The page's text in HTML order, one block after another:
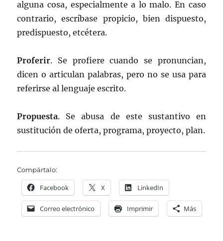
alguna cosa, especialmente a lo malo. En caso
contrario, escríbase propicio, bien dispuesto,
predispuesto, etcétera.
Proferir. Se profiere cuando se pronuncian,
dicen o articulan palabras, pero no se usa para
referirse al lenguaje escrito.
Propuesta. Se abusa de este sustantivo en
sustitución de oferta, programa, proyecto, plan.
Compártalo:
Facebook X LinkedIn
Correo electrónico Imprimir Más